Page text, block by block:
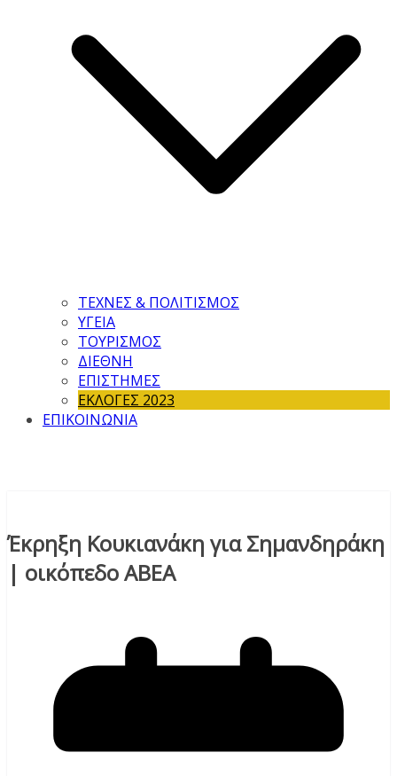
ΤΕΧΝΕΣ & ΠΟΛΙΤΙΣΜΟΣ
ΥΓΕΙΑ
ΤΟΥΡΙΣΜΟΣ
ΔΙΕΘΝΗ
ΕΠΙΣΤΗΜΕΣ
ΕΚΛΟΓΕΣ 2023
ΕΠΙΚΟΙΝΩΝΙΑ
Έκρηξη Κουκιανάκη για Σημανδηράκη
| οικόπεδο ΑΒΕΑ